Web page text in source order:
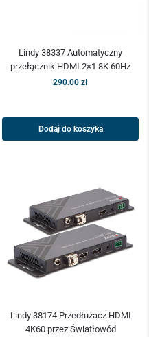
Lindy 38337 Automatyczny
przełącznik HDMI 2×1 8K 60Hz
290.00 zł
Dodaj do koszyka
Lindy 38174 Przedłużacz HDMI
4K60 przez Światłowód